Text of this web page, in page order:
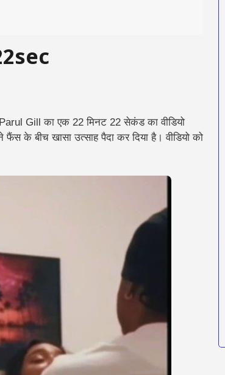
Parul Gill का एक 22 मिनट 22 सेकंड का वीडियो
के बीच खासा उत्साह पैदा कर दिया है। वीडियो को